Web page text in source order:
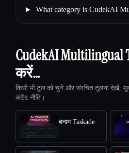
What category is CudekAI
CudekAI Multilingual
करें…
किसी भी टूल को चुनें और संरचित तुलना देखें:
कंटेंट नीति।
बनाम Taskade